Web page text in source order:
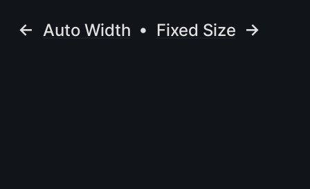
← Auto Width • Fixed Size →